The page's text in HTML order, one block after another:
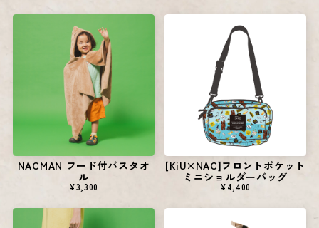
NACMAN フード付バスタオ
ル
¥3,300
[KiU×NAC]フロントポケット
ミニショルダーバッグ
¥4,400